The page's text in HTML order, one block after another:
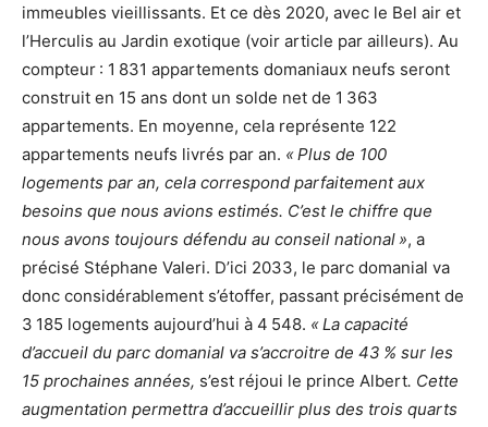
immeubles vieillissants. Et ce dès 2020, avec le Bel air et
l’Herculis au Jardin exotique (voir article par ailleurs). Au
compteur : 1 831 appartements domaniaux neufs seront
construit en 15 ans dont un solde net de 1 363
appartements. En moyenne, cela représente 122
appartements neufs livrés par an. « Plus de 100
logements par an, cela correspond parfaitement aux
besoins que nous avions estimés. C’est le chiffre que
nous avons toujours défendu au conseil national », a
précisé Stéphane Valeri. D’ici 2033, le parc domanial va
donc considérablement s’étoffer, passant précisément de
3 185 logements aujourd’hui à 4 548. « La capacité
d’accueil du parc domanial va s’accroitre de 43 % sur les
15 prochaines années, s’est réjoui le prince Albert. Cette
augmentation permettra d’accueillir plus des trois quarts